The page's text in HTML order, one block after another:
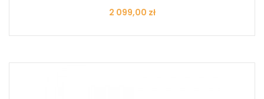
Cena
2 099,00 zł